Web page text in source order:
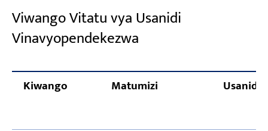
Viwango Vitatu vya Usanidi
Vinavyopendekezwa
Kiwango Matumizi Usanidi